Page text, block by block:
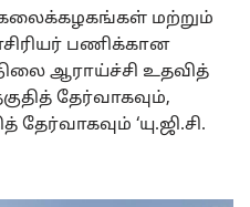
மற்றும்
பணிக்கான
ஆராய்ச்சி உதவித்
தேர்வாகவும்,
தேர்வாகவும் ‘யு.ஜி.சி.